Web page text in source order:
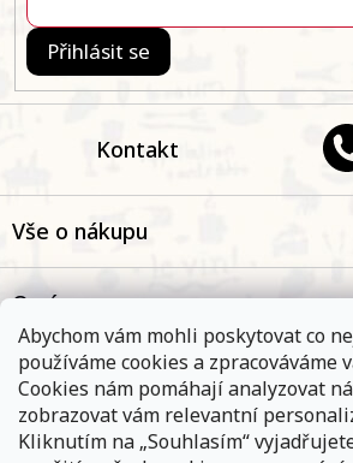
Abychom vám mohli poskytovat co
používáme cookies a zpracováváme
Cookies nám pomáhají analyzovat
zobrazovat vám relevantní
Kliknutím na „Souhlasím“
Kontakt
Přihlásit se
Vše o nákupu
O nás
Oblíbené kategorie
Kontakt